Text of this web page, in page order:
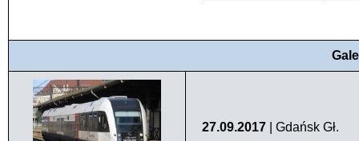
27.09.2017 | Gdańsk Gł.